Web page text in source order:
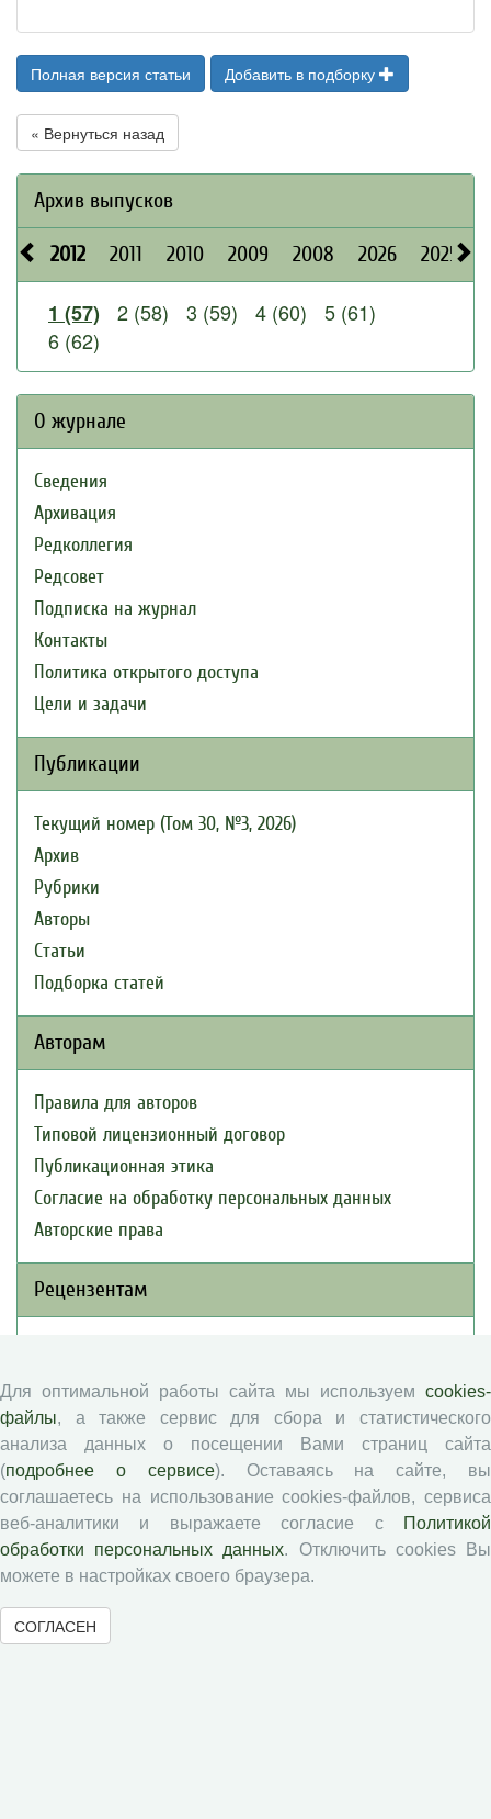
Полная версия статьи Добавить в подборку
« Вернуться назад
Архив выпусков
2012 2011 2010 2009 2008 2026 2025
1 (57) 2 (58) 3 (59) 4 (60)
5 (61)
6 (62)
О журнале
Сведения
Архивация
Редколлегия
Редсовет
Подписка на журнал
Контакты
Политика открытого доступа
Цели и задачи
Публикации
Текущий номер (Том 30, №3, 2026)
Архив
Рубрики
Авторы
Статьи
Подборка статей
Авторам
Правила для авторов
Типовой лицензионный договор
Публикационная этика
Согласие на обработку персональных данных
Авторские права
Рецензентам
Положение о рецензировании
Форма рецензии
Журналы ВолНЦ РАН
Экономические и социальные перемены
Проблемы развития территории
Вопросы территориального развития
Социальное пространство
Для оптимальной работы сайта мы используем cookies-
файлы, а также сервис для сбора и статистического
анализа данных о посещении Вами страниц сайта
(подробнее о сервисе). Оставаясь на сайте, вы
соглашаетесь на использование cookies-файлов, сервиса
веб-аналитики и выражаете согласие с
Политикой
обработки персональных данных. Отключить cookies Вы
можете в настройках своего браузера.
СОГЛАСЕН